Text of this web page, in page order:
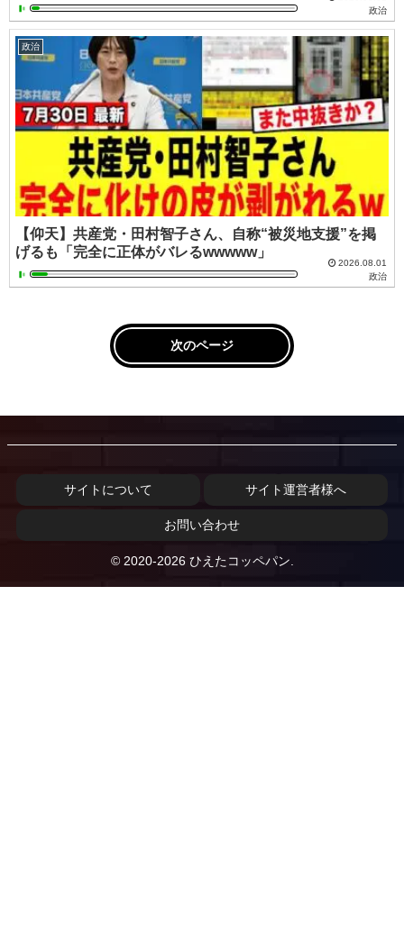
政治
政治
【仰天】共産党・田村智子さん、自称“被災地支援”を掲
げるも「完全に正体がバレるwwwww」
2026.08.01
政治
次のページ
サイトについて サイト運営者様へ
お問い合わせ
© 2020-2026 ひえたコッペパン.